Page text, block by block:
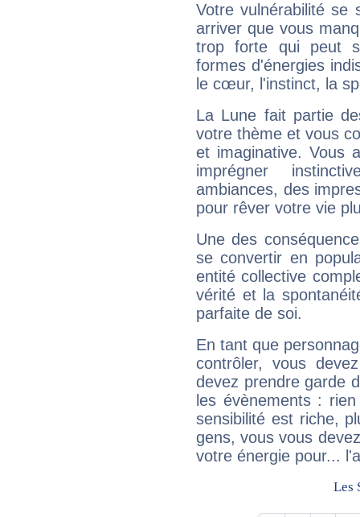
Votre vulnérabilité se
arriver que vous
trop forte qui peut
formes d'énergies
le cœur, l'instinct, la
La Lune fait partie
votre thème et vous
et imaginative. Vous
imprégner
ambiances, des
pour rêver votre vie
Une des
se convertir en
entité collective
vérité et la
parfaite de soi.
En tant que
contrôler, vous
devez prendre garde
les évènements :
sensibilité est riche,
gens, vous vous
votre énergie pour...